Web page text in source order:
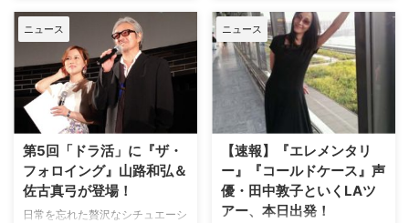
ン更新にゴーサインを出し、シー
ズン6を製作することをようやく
明らかにした。英Digital Spyが報
じている。 【関連記事】もしも
リゾーリとアイルズ、吹き替える
役が逆だったら？ 朴路美＆井上
喜久子が『リゾーリ＆アイルズ』
を語り…
人気海外ドラマを、ちょっぴり贅
沢なシチュエーションで楽しんで
もらう交流会「ドラ活」が7月31
日に都内で開催された。6回目と
なる今回は、『リゾーリ＆アイル
ズ』シーズン4第1話と『ダラ
ス』シーズン1第1話が先行上映さ
れ、多くの海外ドラマファンが集
まった。 【関連フォト】「ドラ
活6」に『リゾアイ』のボイスキ
ャスト朴璐美＆井上…
ニュース
第5回「ドラ活」に『ザ・
フォロイング』山路和弘＆
佐古真弓が登場！
日常を忘れた贅沢なシチュエーシ
ニュース
【速報】『エレメンタリ
ー』『コールドケース』声
優・田中敦子といくLAツ
アー、本日出発！